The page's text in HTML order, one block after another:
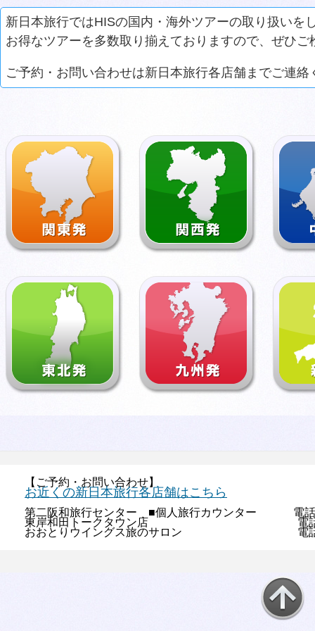
新日本旅行ではHISの国内・海外ツアーの取り扱いを
お得なツアーを多数取り揃えておりますので、ぜひご
ご予約・お問い合わせは新日本旅行各店舗までご連絡
【ご予約・お問い合わせ】
お近くの新日本旅行各店舗はこちら
第二阪和旅行センター ■個人旅行カウンター 電話
東岸和田トークタウン店 電話：
おおとりウイングス旅のサロン 電話：